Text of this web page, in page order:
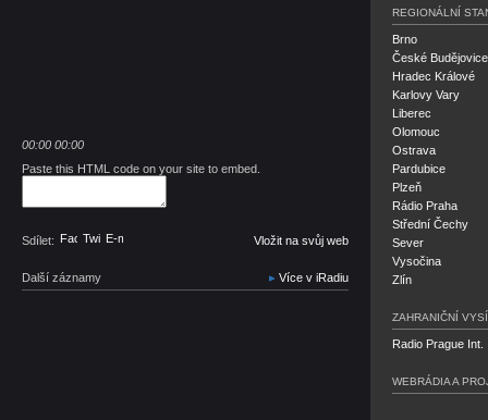
00:00 00:00
Paste this HTML code on your site to embed.
Sdílet: Facebook
TwitterE-mail Vložit na svůj web
Další záznamy Více v iRadiu
REGIONÁLNÍ
Brno
České Budějovice
Hradec Králové
Karlovy Vary
Liberec
Olomouc
Ostrava
Pardubice
Plzeň
Rádio Praha
Střední Čechy
Sever
Vysočina
Zlín
ZAHRANIČNÍ
Radio Prague Int.
WEBRÁDIA A